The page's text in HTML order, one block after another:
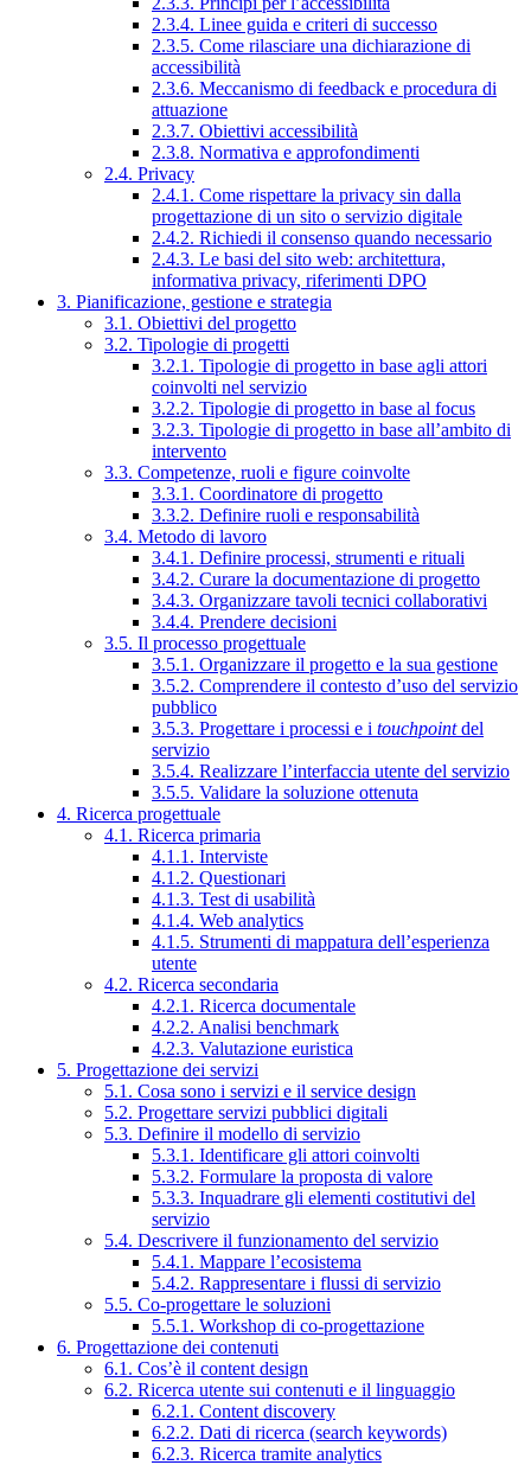
2.3.4. Linee guida e criteri di successo
2.3.5. Come rilasciare una dichiarazione di
accessibilità
2.3.6. Meccanismo di feedback e procedura di
attuazione
2.3.7. Obiettivi accessibilità
2.3.8. Normativa e approfondimenti
2.4. Privacy
2.4.1. Come rispettare la privacy sin dalla
progettazione di un sito o servizio digitale
2.4.2. Richiedi il consenso quando necessario
2.4.3. Le basi del sito web: architettura,
informativa privacy, riferimenti DPO
3. Pianificazione, gestione e strategia
3.1. Obiettivi del progetto
3.2. Tipologie di progetti
3.2.1. Tipologie di progetto in base agli attori
coinvolti nel servizio
3.2.2. Tipologie di progetto in base al focus
3.2.3. Tipologie di progetto in base all’ambito di
intervento
3.3. Competenze, ruoli e figure coinvolte
3.3.1. Coordinatore di progetto
3.3.2. Definire ruoli e responsabilità
3.4. Metodo di lavoro
3.4.1. Definire processi, strumenti e rituali
3.4.2. Curare la documentazione di progetto
3.4.3. Organizzare tavoli tecnici collaborativi
3.4.4. Prendere decisioni
3.5. Il processo progettuale
3.5.1. Organizzare il progetto e la sua gestione
3.5.2. Comprendere il contesto d’uso del servizio
pubblico
3.5.3. Progettare i processi e i touchpointdel
servizio
3.5.4. Realizzare l’interfaccia utente del servizio
3.5.5. Validare la soluzione ottenuta
4. Ricerca progettuale
4.1. Ricerca primaria
4.1.1. Interviste
4.1.2. Questionari
4.1.3. Test di usabilità
4.1.4. Web analytics
4.1.5. Strumenti di mappatura dell’esperienza
utente
4.2. Ricerca secondaria
4.2.1. Ricerca documentale
4.2.2. Analisi benchmark
4.2.3. Valutazione euristica
5. Progettazione dei servizi
5.1. Cosa sono i servizi e il service design
5.2. Progettare servizi pubblici digitali
5.3. Definire il modello di servizio
5.3.1. Identificare gli attori coinvolti
5.3.2. Formulare la proposta di valore
5.3.3. Inquadrare gli elementi costitutivi del
servizio
5.4. Descrivere il funzionamento del servizio
5.4.1. Mappare l’ecosistema
5.4.2. Rappresentare i flussi di servizio
5.5. Co-progettare le soluzioni
5.5.1. Workshop di co-progettazione
6. Progettazione dei contenuti
6.1. Cos’è il content design
6.2. Ricerca utente sui contenuti e il linguaggio
6.2.1. Content discovery
6.2.2. Dati di ricerca (search keywords)
6.2.3. Ricerca tramite analytics